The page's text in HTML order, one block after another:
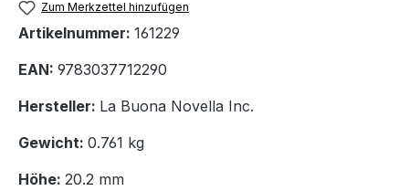
Zum Merkzettel hinzufügen
Artikelnummer: 161229
EAN: 9783037712290
Hersteller: La Buona Novella Inc.
Gewicht: 0.761 kg
Höhe: 20.2 mm